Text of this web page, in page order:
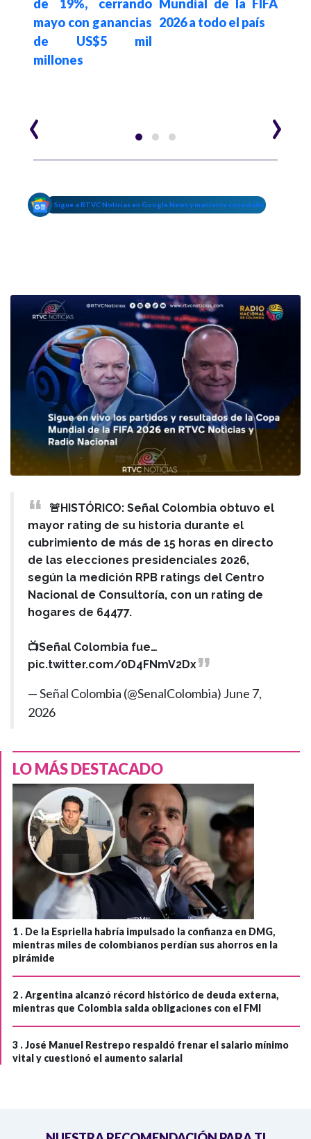
de 19%, cerrando
mayo con ganancias
de US$5 mil
millones
Mundial de la FIFA
2026 a todo el país
‹ ›
Sigue a RTVC Noticias en Google News y mantente conectado
🚨HISTÓRICO: Señal Colombia obtuvo el
mayor rating de su historia durante el
cubrimiento de más de 15 horas en directo
de las elecciones presidenciales 2026,
según la medición RPB ratings del Centro
Nacional de Consultoría, con un rating de
hogares de 64477.
📺Señal Colombia fue…
pic.twitter.com/0D4FNmV2Dx
— Señal Colombia (@SenalColombia) June 7,
2026
LO MÁS DESTACADO
1 . De la Espriella habría impulsado la confianza en DMG,
mientras miles de colombianos perdían sus ahorros en la
pirámide
2 .Argentina alcanzó récord histórico de deuda externa,
mientras que Colombia salda obligaciones con el FMI
3 .José Manuel Restrepo respaldó frenar el salario mínimo
vital y cuestionó el aumento salarial